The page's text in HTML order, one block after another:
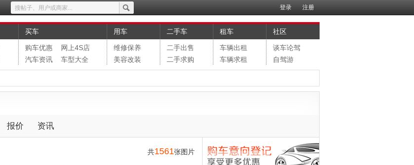
登录 注册
买车
购车优惠
网上4S店
汽车资讯
车型大全
用车
维修保养
美容改装
二手车
二手出售
二手求购
租车
车辆出租
车辆求租
社区
谈车论驾
自驾游
报价 资讯
共1561张图片